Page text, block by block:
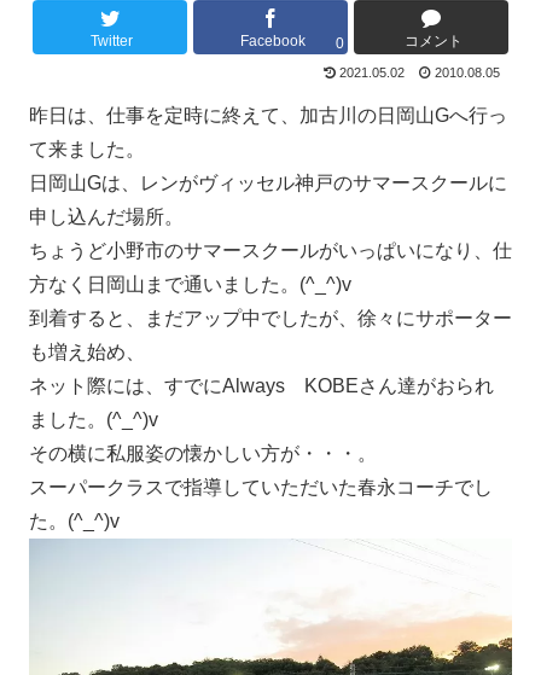
Twitter Facebook 0 コメント
2021.05.02 2010.08.05
昨日は、仕事を定時に終えて、加古川の日岡山Gへ行っ
て来ました。
日岡山Gは、レンがヴィッセル神戸のサマースクールに
申し込んだ場所。
ちょうど小野市のサマースクールがいっぱいになり、仕
方なく日岡山まで通いました。(^_^)v
到着すると、まだアップ中でしたが、徐々にサポーター
も増え始め、
ネット際には、すでにAlways KOBEさん達がおられ
ました。(^_^)v
その横に私服姿の懐かしい方が・・・。
スーパークラスで指導していただいた春永コーチでし
た。(^_^)v